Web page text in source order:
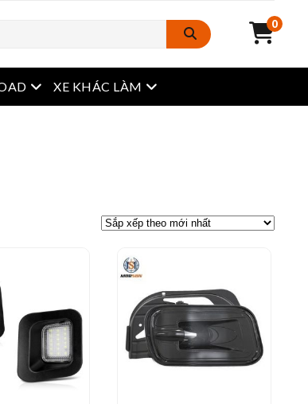
0
Mở menu
XE KHÁC LÀM Mở menu